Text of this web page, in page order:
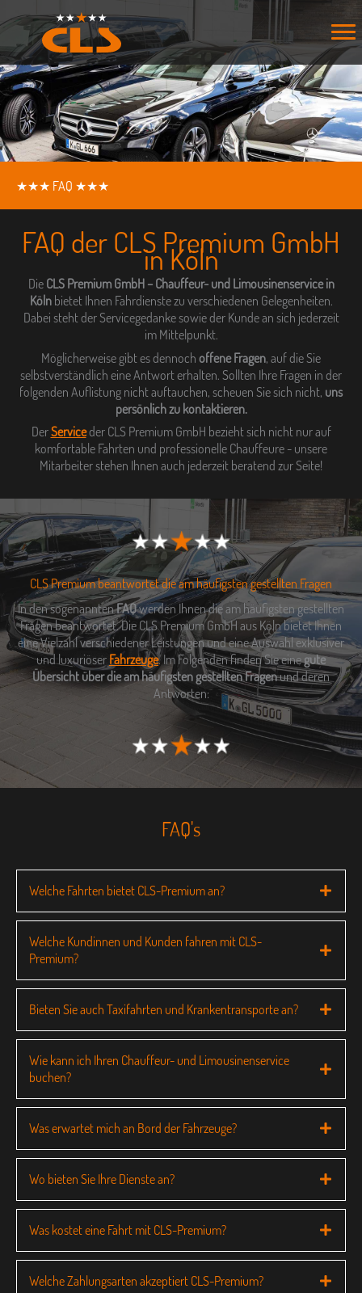
Inhalt
springen
★★★ FAQ ★★★
FAQ der CLS Premium GmbH
in Köln
Die CLS Premium GmbH – Chauffeur- und Limousinenservice in
Kölnbietet Ihnen Fahrdienste zu verschiedenen Gelegenheiten.
Dabei steht der Servicegedanke sowie der Kunde an sich jederzeit
im Mittelpunkt.
Möglicherweise gibt es dennoch offene Fragen, auf die Sie
selbstverständlich eine Antwort erhalten. Sollten Ihre Fragen in der
folgenden Auflistung nicht auftauchen, scheuen Sie sich nicht, uns
persönlich zu kontaktieren.
DerServiceder CLS Premium GmbH bezieht sich nicht nur auf
komfortable Fahrten und professionelle Chauffeure - unsere
Mitarbeiter stehen Ihnen auch jederzeit beratend zur Seite!
CLS Premium beantwortet die am häufigsten gestellten Fragen
In den sogenanntenFAQwerden Ihnen die am häufigsten gestellten
Fragen beantwortet. Die CLS Premium GmbH aus Köln bietet Ihnen
eine Vielzahl verschiedener Leistungen und eine Auswahl exklusiver
und luxuriöser Fahrzeuge. Im Folgenden finden Sie einegute
Übersicht über die am häufigsten gestellten Fragenund deren
Antworten:
FAQ's
Welche Fahrten bietet CLS-Premium an?
Welche Kundinnen und Kunden fahren mit CLS-
Premium?
Bieten Sie auch Taxifahrten und Krankentransporte an?
Wie kann ich Ihren Chauffeur- und Limousinenservice
buchen?
Was erwartet mich an Bord der Fahrzeuge?
Wo bieten Sie Ihre Dienste an?
Was kostet eine Fahrt mit CLS-Premium?
Welche Zahlungsarten akzeptiert CLS-Premium?